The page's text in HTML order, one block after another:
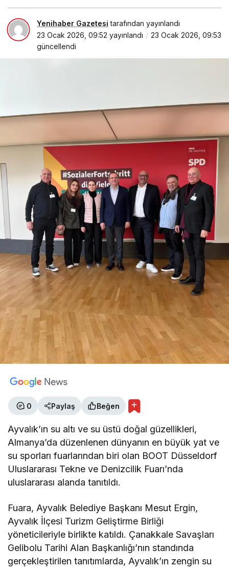
Yenihaber Gazetesi tarafından yayınlandı
23 Ocak 2026, 09:52 yayınlandı
23 Ocak 2026, 09:53
güncellendi
0 Paylaş Beğen
Ayvalık’ın su altı ve su üstü doğal güzellikleri,
Almanya’da düzenlenen dünyanın en büyük yat ve
su sporları fuarlarından biri olan BOOT Düsseldorf
Uluslararası Tekne ve Denizcilik Fuarı’nda
uluslararası alanda tanıtıldı.
Fuara, Ayvalık Belediye Başkanı Mesut Ergin,
Ayvalık İlçesi Turizm Geliştirme Birliği
yöneticileriyle birlikte katıldı. Çanakkale Savaşları
Gelibolu Tarihi Alan Başkanlığı’nın standında
gerçekleştirilen tanıtımlarda, Ayvalık’ın zengin su